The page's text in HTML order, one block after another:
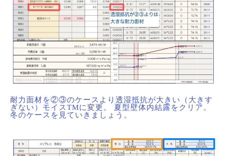
耐力面材を②③のケースより透湿抵抗が大きい（大きす
ぎない）モイスTMに変更。 夏型壁体内結露をクリア。
冬のケースを見ていきましょう。